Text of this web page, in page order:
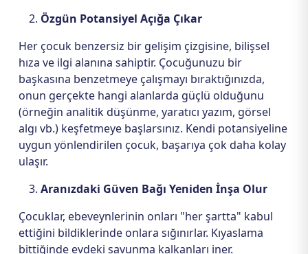
Özgün Potansiyel Açığa Çıkar
Her çocuk benzersiz bir gelişim çizgisine, bilişsel
hıza ve ilgi alanına sahiptir. Çocuğunuzu bir
başkasına benzetmeye çalışmayı bıraktığınızda,
onun gerçekte hangi alanlarda güçlü olduğunu
(örneğin analitik düşünme, yaratıcı yazım, görsel
algı vb.) keşfetmeye başlarsınız. Kendi potansiyeline
uygun yönlendirilen çocuk, başarıya çok daha kolay
ulaşır.
Aranızdaki Güven Bağı Yeniden İnşa Olur
Çocuklar, ebeveynlerinin onları "her şartta" kabul
ettiğini bildiklerinde onlara sığınırlar. Kıyaslama
bittiğinde evdeki savunma kalkanları iner.